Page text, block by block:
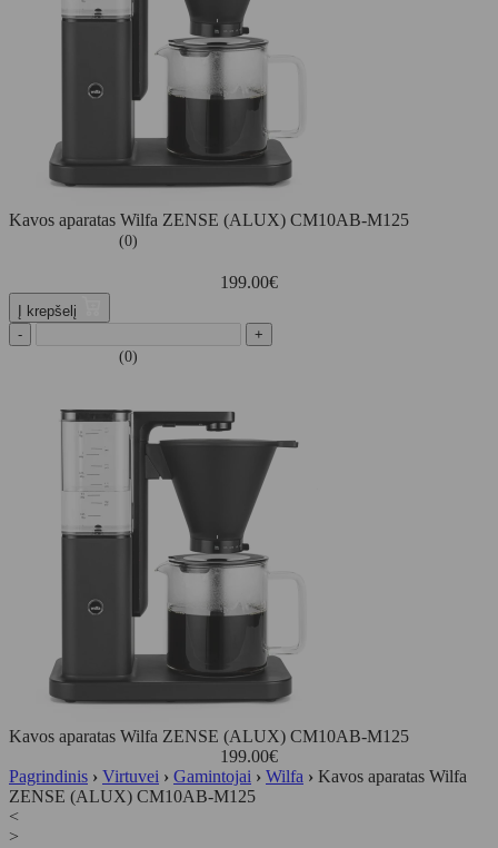
Kavos aparatas Wilfa ZENSE (ALUX) CM10AB-M125
(0)
199.00€
Į krepšelį
-
+
(0)
Kavos aparatas Wilfa ZENSE (ALUX) CM10AB-M125
199.00€
Pagrindinis › Virtuvei › Gamintojai › Wilfa › Kavos aparatas Wilfa
ZENSE (ALUX) CM10AB-M125
<
>